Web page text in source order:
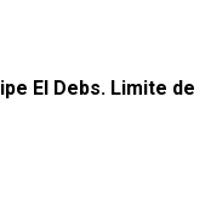
El Debs. Limite de